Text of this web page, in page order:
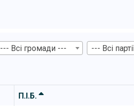
--- Всі громади --- --- Всі
П.І.Б.